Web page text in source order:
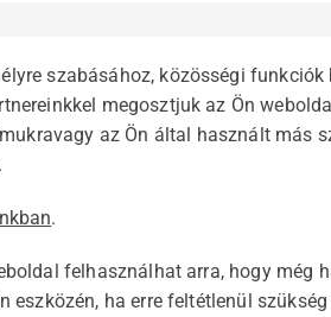
szabásához, közösségi
megosztjuk az Ön
az Ön által használt
.
felhasználhat arra, hogy
ha erre feltétlenül